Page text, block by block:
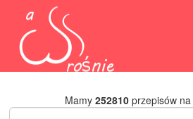
Mamy 252810przepisów na